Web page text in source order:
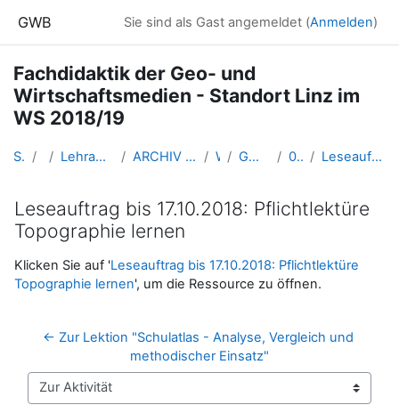
GWB Sie sind als Gast angemeldet (Anmelden)
Fachdidaktik der Geo- und
Wirtschaftsmedien - Standort Linz im
WS 2018/19
Startseite Kurse Lehramtsausbildung GW im Cluster Österreich Mitte ARCHIV - Lehrveranstaltungen am Standort Linz - seit 2016 WS 2018/19 GW_FDGeomedien_Linz_2018ws 02 - Mi. 10.10.2018 Leseauftrag bis 17.10.2018: Pflichtlektüre Topographie lernen
Leseauftrag bis 17.10.2018: Pflichtlektüre
Topographie lernen
Abschlussbedingungen
Klicken Sie auf 'Leseauftrag bis 17.10.2018: Pflichtlektüre
Topographie lernen', um die Ressource zu öffnen.
← Zur Lektion "Schulatlas - Analyse, Vergleich und
methodischer Einsatz"
Zur Aktivität